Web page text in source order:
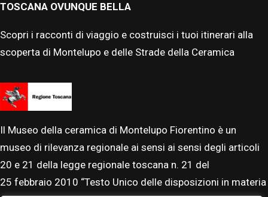
TOSCANA OVUNQUE BELLA
Scopri i racconti di viaggio e costruisci i tuoi itinerari alla
scoperta di Montelupo e delle Strade della Ceramica
Il Museo della ceramica di Montelupo Fiorentino è un
museo di rilevanza regionale ai sensi ai sensi degli articoli
20 e 21 della legge regionale toscana n. 21 del
25 febbraio 2010 “Testo Unico delle disposizioni in materia